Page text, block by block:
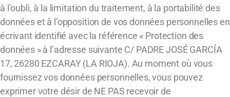
à l’oubli, à la limitation du traitement, à la portabilité des
données et à l’opposition de vos données personnelles en
écrivant identifié avec la référence « Protection des
données » à l’adresse suivante C/ PADRE JOSÉ GARCÍA
17, 26280 EZCARAY (LA RIOJA). Au moment où vous
fournissez vos données personnelles, vous pouvez
exprimer votre désir de NE PAS recevoir de